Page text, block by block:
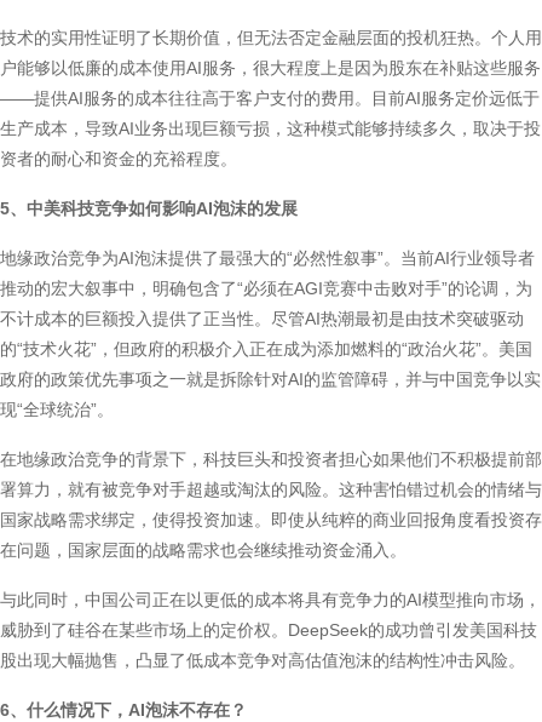
技术的实用性证明了长期价值，但无法否定金融层面的投机狂热。个人用
户能够以低廉的成本使用AI服务，很大程度上是因为股东在补贴这些服务
——提供AI服务的成本往往高于客户支付的费用。目前AI服务定价远低于
生产成本，导致AI业务出现巨额亏损，这种模式能够持续多久，取决于投
资者的耐心和资金的充裕程度。
5、中美科技竞争如何影响AI泡沫的发展
地缘政治竞争为AI泡沫提供了最强大的“必然性叙事”。当前AI行业领导者
推动的宏大叙事中，明确包含了“必须在AGI竞赛中击败对手”的论调，为
不计成本的巨额投入提供了正当性。尽管AI热潮最初是由技术突破驱动
的“技术火花”，但政府的积极介入正在成为添加燃料的“政治火花”。美国
政府的政策优先事项之一就是拆除针对AI的监管障碍，并与中国竞争以实
现“全球统治”。
在地缘政治竞争的背景下，科技巨头和投资者担心如果他们不积极提前部
署算力，就有被竞争对手超越或淘汰的风险。这种害怕错过机会的情绪与
国家战略需求绑定，使得投资加速。即使从纯粹的商业回报角度看投资存
在问题，国家层面的战略需求也会继续推动资金涌入。
与此同时，中国公司正在以更低的成本将具有竞争力的AI模型推向市场，
威胁到了硅谷在某些市场上的定价权。DeepSeek的成功曾引发美国科技
股出现大幅抛售，凸显了低成本竞争对高估值泡沫的结构性冲击风险。
6、什么情况下，AI泡沫不存在？